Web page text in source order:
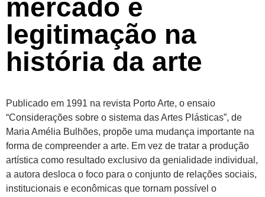
mercado e
legitimação na
história da arte
Publicado em 1991 na revista Porto Arte, o ensaio
“Considerações sobre o sistema das Artes Plásticas”, de
Maria Amélia Bulhões, propõe uma mudança importante na
forma de compreender a arte. Em vez de tratar a produção
artística como resultado exclusivo da genialidade individual,
a autora desloca o foco para o conjunto de relações sociais,
institucionais e econômicas que tornam possível o